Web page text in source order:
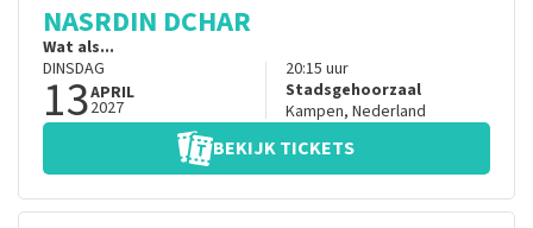
NASRDIN DCHAR
Wat als...
DINSDAG
13APRIL
2027
20:15 uur
Stadsgehoorzaal
Kampen, Nederland
BEKIJK TICKETS